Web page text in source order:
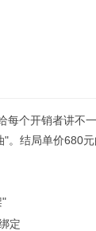
每个开销者讲不
结局单价680元
"
定